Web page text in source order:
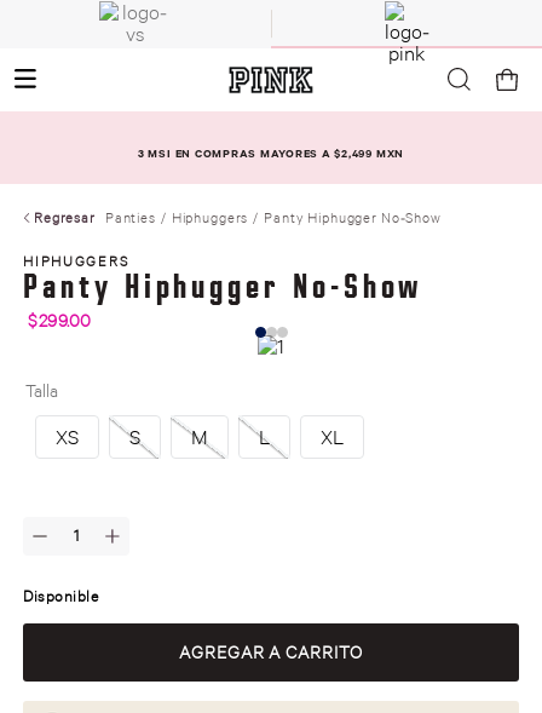
3 MSI EN COMPRAS MAYORES A $2,499 MXN
Regresar Panties Hiphuggers Panty Hiphugger No-Show
HIPHUGGERS
Panty Hiphugger No-Show
$299.00
Talla
XS S M L XL
Disponible